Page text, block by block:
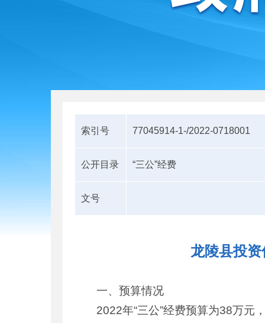
索引号 77045914-1-/2022-0718001
公开目录 “三公”经费
文号
龙陵县投
一、预算情况
2022年“三公”经费预算为38万元